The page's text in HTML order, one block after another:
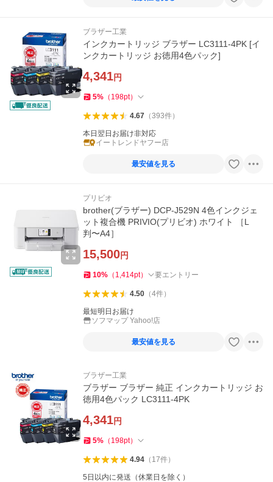
ブラザー工業
インクカートリッジ ブラザー LC3111-4PK [イ
ンクカートリッジ お徳用4色パック]
4,341円
5% （ 198pt）
4.67（393件）
本日翌日お届け非対応
イートレンドヤフー店
最安値を見る
プリビオ
brother(ブラザー) DCP-J529N 4色インクジェ
ット複合機 PRIVIO(プリビオ) ホワイト ［L
判〜A4］
15,500円
10% （ 1,414pt） 要エントリー
4.50（4件）
最短明日お届け
ソフマップ Yahoo!店
最安値を見る
ブラザー工業
ブラザー ブラザー 純正 インクカートリッジ お
徳用4色パック LC3111-4PK
4,341円
5% （ 198pt）
4.94（ 17件）
5日以内に発送（休業日を除く）